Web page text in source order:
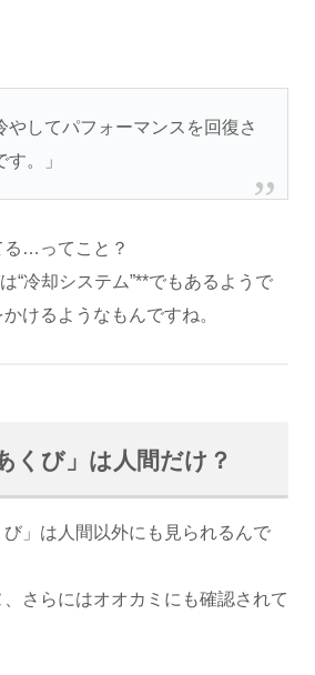
やしてパフォーマンスを回復さ
。」
る…ってこと？
“冷却システム”**でもあるようで
けるようなもんですね。
くび」は人間だけ？
」は人間以外にも見られるんで
さらにはオオカミにも確認されて